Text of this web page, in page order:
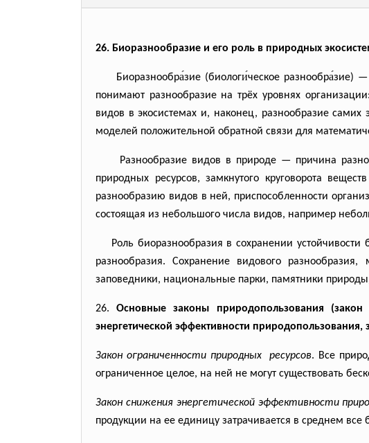
26. Биоразнообразие и его роль в природных
Биоразнообра́зие (биологи́ческое разнообра́зие)
понимают разнообразие на трёх уровнях
видов в экосистемах и, наконец, разнообразие
моделей положительной обратной связи для
Разнообразие видов в природе — причина
природных ресурсов, замкнутого круговорота
разнообразию видов в ней, приспособленности
состоящая из небольшого числа видов, например
Роль биоразнообразия в сохранении устойчивости
разнообразия. Сохранение видового
заповедники, национальные парки, памятники
26.Основные законы природопользования (закон
энергетической эффективности
Закон ограниченности природных ресурсов. Все
ограниченное целое, на ней не могут существовать
Закон снижения энергетической эффективности
продукции на ее единицу затрачивается в среднем все